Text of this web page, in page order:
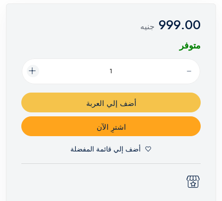
999.00 جنيه
متوفر
أضف إلي العربة
اشترِ الآن
أضف إلي قائمة المفضلة